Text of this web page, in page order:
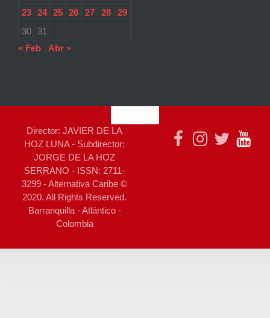
23
24 25 26 27 28
29
30
31
« Feb
Abr »
Director: JAVIER DE LA
HOZ LUNA - Subdirector:
JORGE DE LA HOZ
SERRANO - ISSN: 2711-
3299 - Alternativa Caribe ©
2020. All Rights Reserved.
Barranquilla - Atlántico -
Colombia